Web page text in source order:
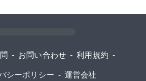
- お問い合わせ - 利用規約 -
シーポリシー - 運営会社